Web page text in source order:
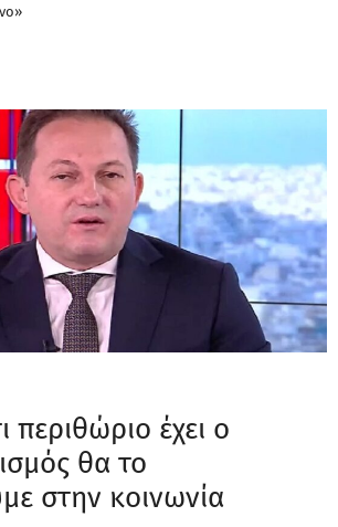
περιθώριο έχει ο
θα το
στην κοινωνία